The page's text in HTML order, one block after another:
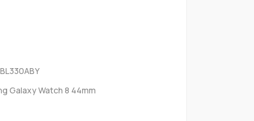
Galaxy Watch 8 44mm